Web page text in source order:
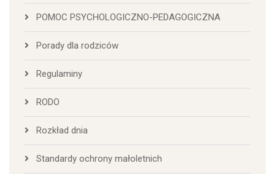
POMOC PSYCHOLOGICZNO-PEDAGOGICZNA
Porady dla rodziców
Regulaminy
RODO
Rozkład dnia
Standardy ochrony małoletnich